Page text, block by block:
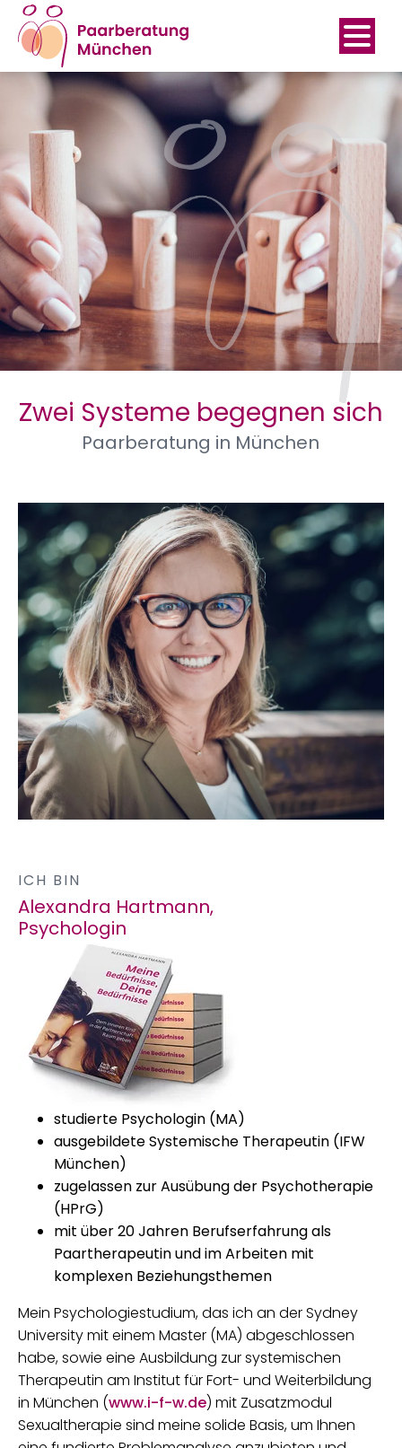
Paarberatung in München
Zwei Systeme begegnen sich
ICH BIN
Alexandra Hartmann,
Psychologin
studierte Psychologin (MA)
ausgebildete Systemische Therapeutin (IFW
München)
zugelassen zur Ausübung der Psychotherapie
(HPrG)
mit über 20 Jahren Berufserfahrung als
Paartherapeutin und im Arbeiten mit
komplexen Beziehungsthemen
Mein Psychologiestudium, das ich an der Sydney
University mit einem Master (MA) abgeschlossen
habe, sowie eine Ausbildung zur systemischen
Therapeutin am Institut für Fort- und Weiterbildung
in München (www.i-f-w.de) mit Zusatzmodul
Sexualtherapie sind meine solide Basis, um Ihnen